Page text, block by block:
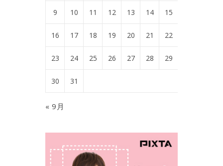
9 10 11 12 13 14 15
16 17 18 19 20 21 22
23 24 25 26 27 28 29
30 31
« 9月